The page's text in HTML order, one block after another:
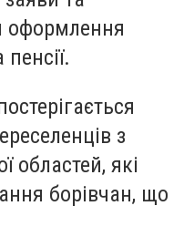
оформлення
з
областей, які
борівчан, що